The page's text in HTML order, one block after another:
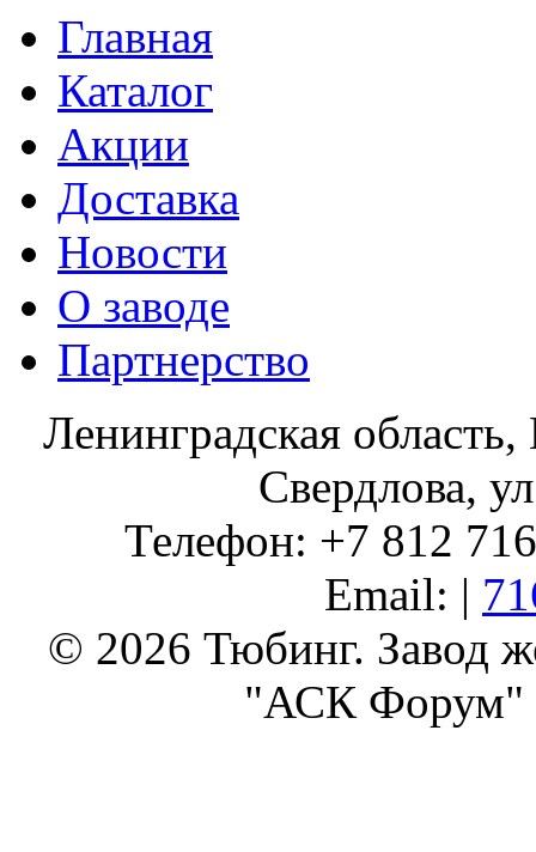
Главная
Каталог
Акции
Доставка
Новости
О заводе
Партнерство
Ленинградская
Свердлова,
Телефон: +7 812
Email: |
© 2026 Тюбинг. Завод
"АСК Форум"